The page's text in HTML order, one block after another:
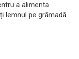
a alimenta
lemnul pe grămadă